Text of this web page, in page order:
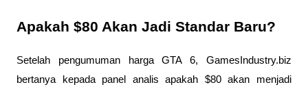
Apakah $80 Akan Jadi Standar Baru?
Setelah pengumuman harga GTA 6, GamesIndustry.biz
bertanya kepada panel analis apakah $80 akan menjadi